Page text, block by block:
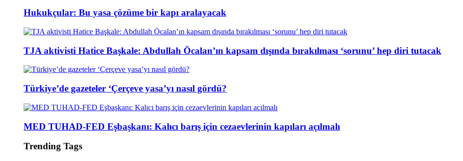
Hukukçular: Bu yasa çözüme bir kapı aralayacak
TJA aktivisti Hatice Başkale: Abdullah Öcalan’ın kapsam dışında bırakılması ‘sorunu’ hep diri tutacak
Türkiye’de gazeteler ‘Çerçeve yasa’yı nasıl gördü?
MED TUHAD-FED Eşbaşkanı: Kalıcı barış için cezaevlerinin kapıları açılmalı
Trending Tags